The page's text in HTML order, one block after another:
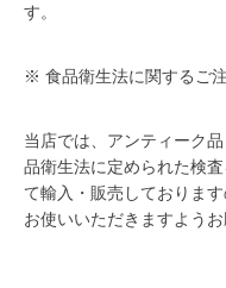
す。
※ 食品衛生法に関するご
当店では、アンティーク
品衛生法に定められた検
て輸入・販売しておりま
お使いいただきますようお